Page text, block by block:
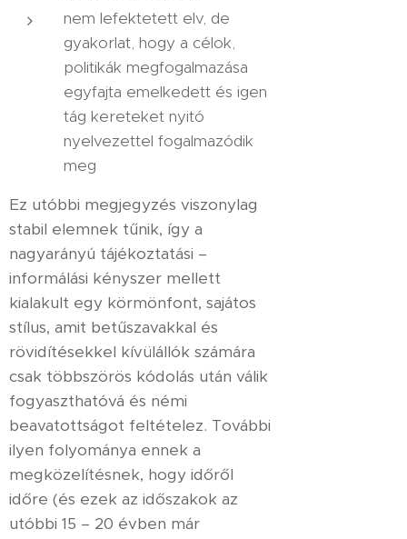
nem lefektetett elv, de
gyakorlat, hogy a célok,
politikák megfogalmazása
egyfajta emelkedett és igen
tág kereteket nyitó
nyelvezettel fogalmazódik
meg
Ez utóbbi megjegyzés viszonylag
stabil elemnek tűnik, így a
nagyarányú tájékoztatási –
informálási kényszer mellett
kialakult egy körmönfont, sajátos
stílus, amit betűszavakkal és
rövidítésekkel kívülállók számára
csak többszörös kódolás után válik
fogyaszthatóvá és némi
beavatottságot feltételez. További
ilyen folyománya ennek a
megközelítésnek, hogy időről
időre (és ezek az időszakok az
utóbbi 15 – 20 évben már